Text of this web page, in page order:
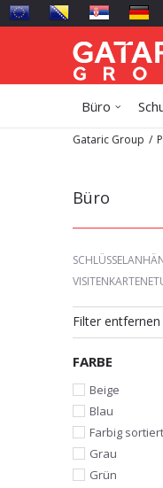
Büro
Gataric Group
Büro
Filter entfernen
FARBE
Beige
Blau
Farbig sortiert
Grau
Grün